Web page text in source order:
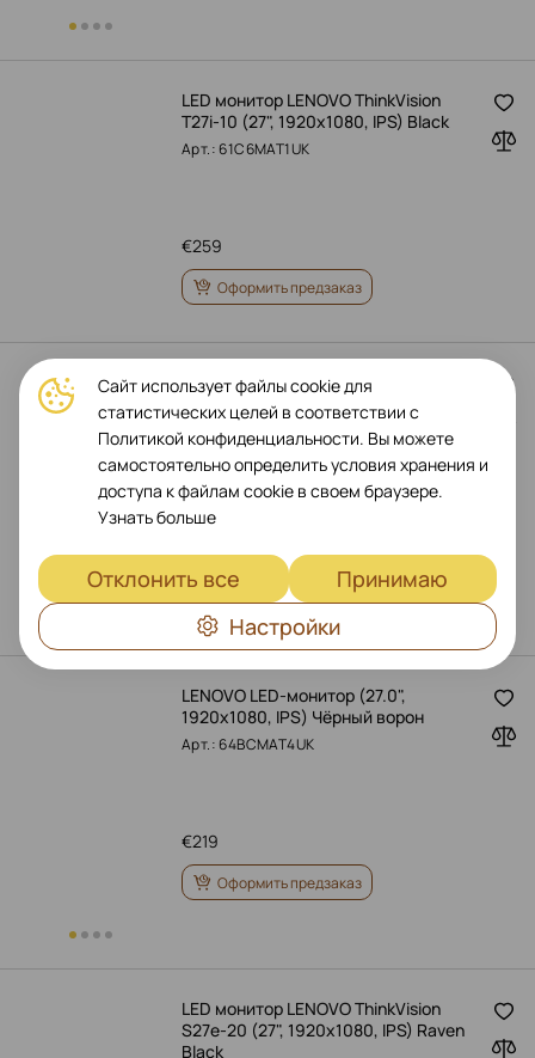
LED монитор LENOVO ThinkVision
T27i-10 (27", 1920x1080, IPS) Black
Арт.: 61C6MAT1UK
259
€
Оформить предзаказ
LENOVO LED-монитор (23.8",
1920x1080, IPS) Чёрное затмение
Арт.: 64A4MATXUK
229
€
Оформить предзаказ
LENOVO LED-монитор (27.0",
1920x1080, IPS) Чёрный ворон
Арт.: 64BCMAT4UK
219
€
Оформить предзаказ
LED монитор LENOVO ThinkVision
S27e-20 (27", 1920x1080, IPS) Raven
Black
Сайт использует файлы cookie для
статистических целей в соответствии с
Политикой конфиденциальности. Вы можете
самостоятельно определить условия хранения и
доступа к файлам cookie в своем браузере.
Узнать больше
Отклонить все
Принимаю
Настройки